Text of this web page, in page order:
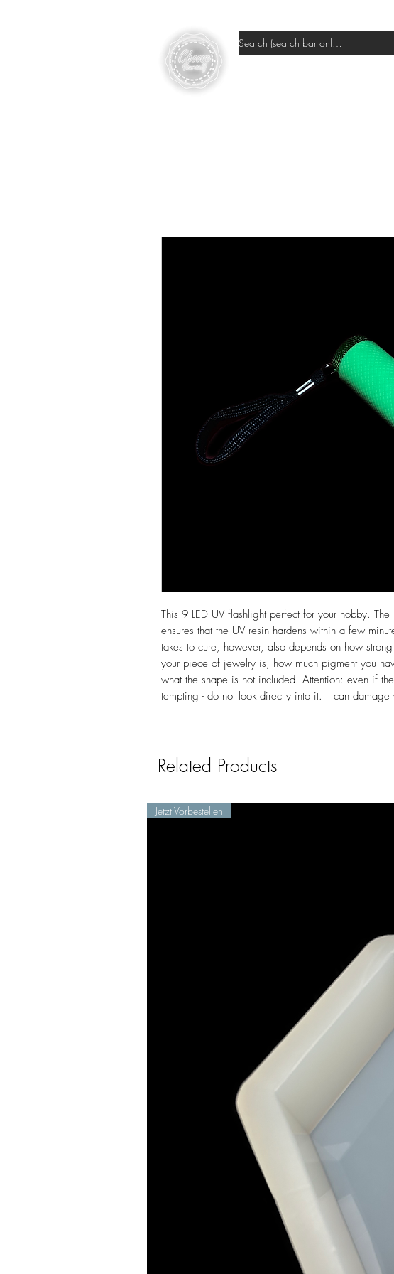
This 9 LED UV flashlight perfect for your hobby.
ensures that the UV resin hardens within a few
takes to cure, however, also depends on how
your piece of jewelry is, how much pigment you
what the shape is not included. Attention: even if
tempting - do not look directly into it. It can damage
Related Products
Jetzt Vorbestellen